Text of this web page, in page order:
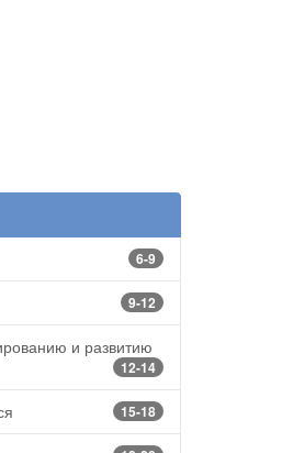
6-9
9-12
и развитию
12-14
15-18